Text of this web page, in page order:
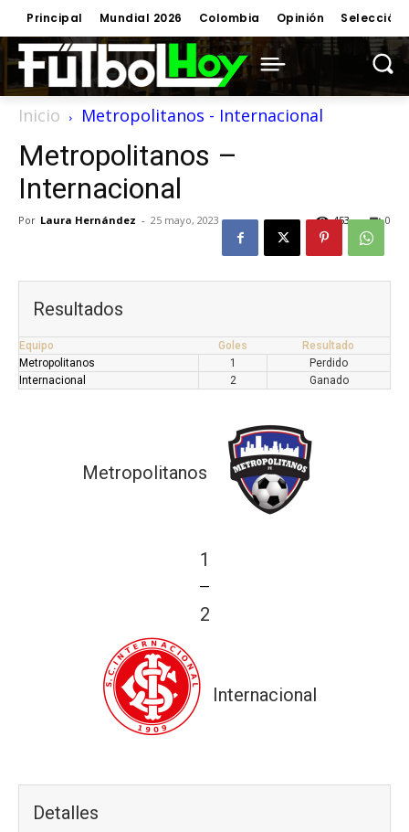
Principal Mundial 2026 Colombia Opinión Selección
Inicio Metropolitanos - Internacional
Metropolitanos –
Internacional
Por Laura Hernández - 25 mayo, 2023 0
453
Resultados
Equipo Goles
Resultado
Metropolitanos
1
Perdido
Internacional
2 Ganado
Metropolitanos
1
—
2
Internacional
Detalles